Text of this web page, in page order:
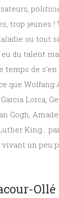
trop jeunes
ou tout
du talent
temps de
que Wolfang
Lorca,
Gogh,
King...
un peu
Ollé